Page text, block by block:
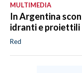
MULTIMEDIA
In Argentina
idranti e proiettili
Red